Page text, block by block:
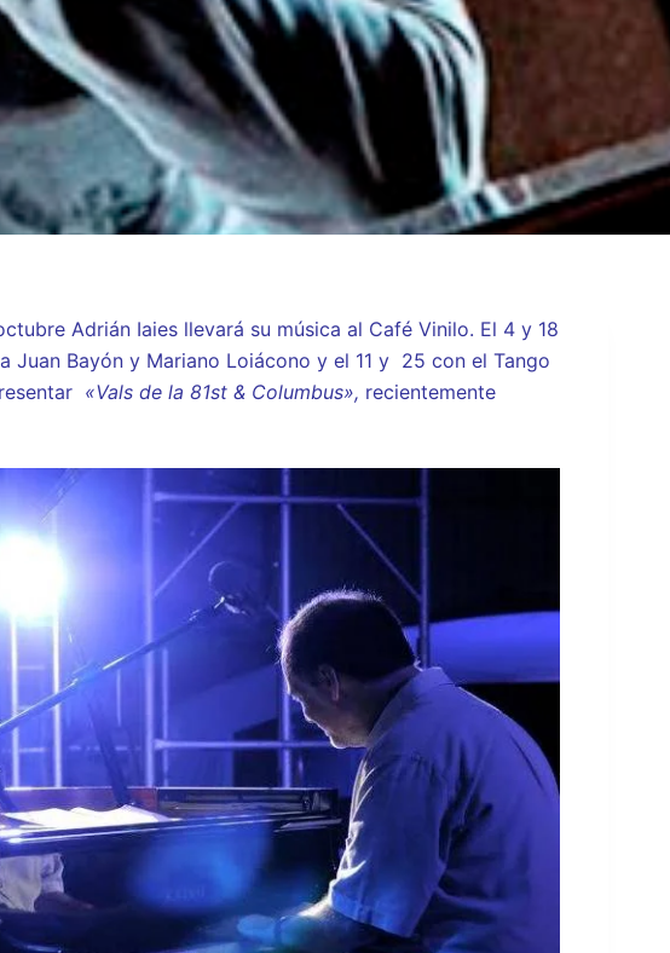
Adrián Iaies llevará su música al Café Vinilo. El 4 y 18
Juan Bayón y Mariano Loiácono y el 11 y 25 con el Tango
«Vals de la 81st & Columbus», recientemente